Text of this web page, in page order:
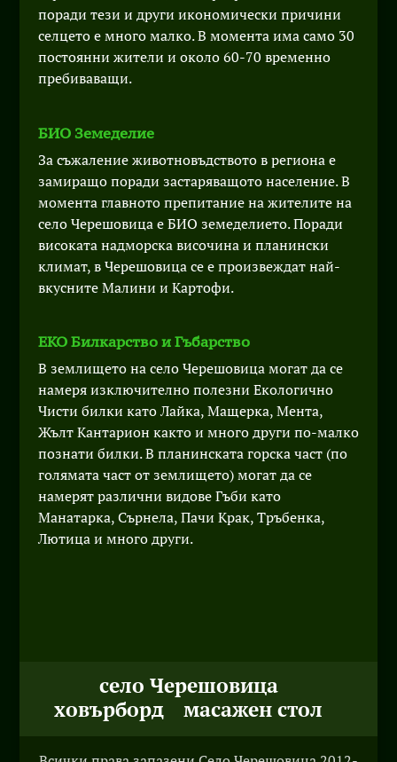
поради тези и други икономически причини
селцето е много малко. В момента има само 30
постоянни жители и около 60-70 временно
пребиваващи.
БИО Земеделие
За съжаление животновъдството в региона е
замиращо поради застаряващото население. В
момента главното препитание на жителите на
село Черешовица е БИО земеделието. Поради
високата надморска височина и планински
климат, в Черешовица се е произвеждат най-
вкусните Малини и Картофи.
ЕКО Билкарство и Гъбарство
В землището на село Черешовица могат да се
намеря изключително полезни Екологично
Чисти билки като Лайка, Мащерка, Мента,
Жълт Кантарион както и много други по-малко
познати билки. В планинската горска част (по
голямата част от землището) могат да се
намерят различни видове Гъби като
Манатарка, Сърнела, Пачи Крак, Тръбенка,
Лютица и много други.
село Черешовица
ховърборд
масажен стол